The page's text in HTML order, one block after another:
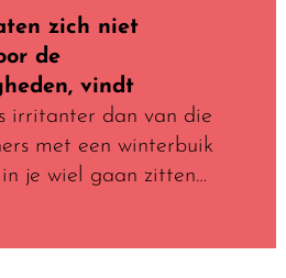
zich niet
de
vindt
irritanter dan van die
met een winterbuik
je wiel gaan zitten…